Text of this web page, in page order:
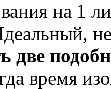
на 1
две
время